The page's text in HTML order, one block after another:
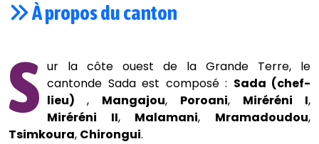
À propos du canton
S ur la côte ouest de la Grande Terre, le
cantonde Sada est composé : Sada (chef-
lieu) , Mangajou, Poroani, Miréréni I,
Miréréni II, Malamani, Mramadoudou,
Tsimkoura, Chirongui.